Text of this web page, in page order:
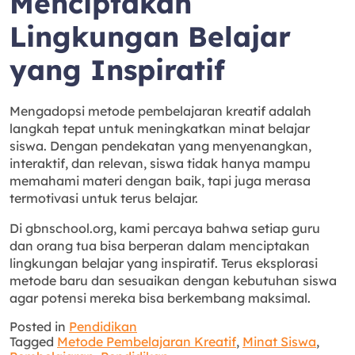
Lingkungan Belajar
yang Inspiratif
Mengadopsi metode pembelajaran kreatif adalah
langkah tepat untuk meningkatkan minat belajar
siswa. Dengan pendekatan yang menyenangkan,
interaktif, dan relevan, siswa tidak hanya mampu
memahami materi dengan baik, tapi juga merasa
termotivasi untuk terus belajar.
Di gbnschool.org, kami percaya bahwa setiap guru
dan orang tua bisa berperan dalam menciptakan
lingkungan belajar yang inspiratif. Terus eksplorasi
metode baru dan sesuaikan dengan kebutuhan siswa
agar potensi mereka bisa berkembang maksimal.
Posted in Pendidikan
Tagged Metode Pembelajaran Kreatif, Minat Siswa,